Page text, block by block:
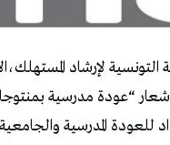
التونسية لإرشاد
“عودة مدرسية
للعودة المدرسية